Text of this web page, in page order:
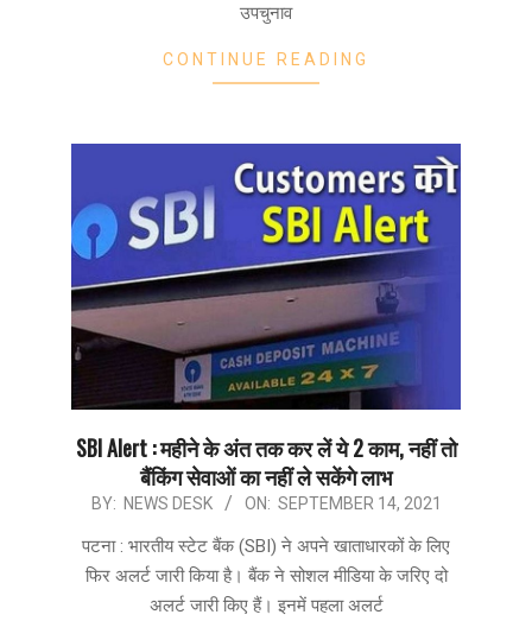
उपचुनाव
CONTINUE READING
SBI Alert : महीने के अंत तक कर लें ये 2 काम, नहीं तो
बैंकिंग सेवाओं का नहीं ले सकेंगे लाभ
2021-
14
BY: NEWS DESK ON: SEPTEMBER 14, 2021
पटना : भारतीय स्टेट बैंक (SBI) ने अपने खाताधारकों के लिए
फिर अलर्ट जारी किया है। बैंक ने सोशल मीडिया के जरिए दो
अलर्ट जारी किए हैं। इनमें पहला अलर्ट